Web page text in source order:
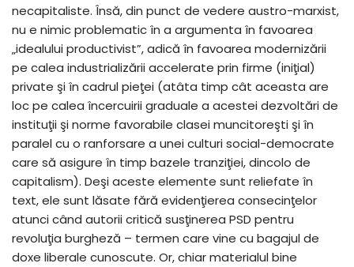
necapitaliste. Însă, din punct de vedere austro-marxist,
nu e nimic problematic în a argumenta în favoarea
„idealului productivist”, adică în favoarea modernizării
pe calea industrializării accelerate prin firme (iniţial)
private şi în cadrul pieţei (atâta timp cât aceasta are
loc pe calea încercuirii graduale a acestei dezvoltări de
instituţii şi norme favorabile clasei muncitoreşti şi în
paralel cu o ranforsare a unei culturi social-democrate
care să asigure în timp bazele tranziţiei, dincolo de
capitalism). Deşi aceste elemente sunt reliefate în
text, ele sunt lăsate fără evidenţierea consecinţelor
atunci când autorii critică susţinerea PSD pentru
revoluţia burgheză – termen care vine cu bagajul de
doxe liberale cunoscute. Or, chiar materialul bine